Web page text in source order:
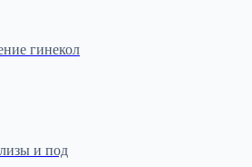
гинекол
и под